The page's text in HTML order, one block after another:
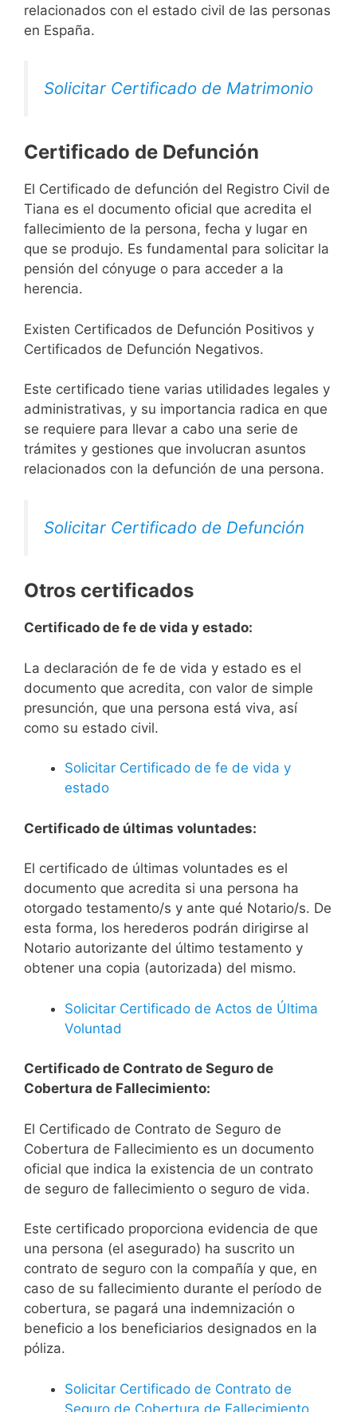
relacionados con el estado civil de las personas
en España.
Solicitar Certificado de Matrimonio
Certificado de Defunción
El Certificado de defunción del Registro Civil de
Tiana es el documento oficial que acredita el
fallecimiento de la persona, fecha y lugar en
que se produjo. Es fundamental para solicitar la
pensión del cónyuge o para acceder a la
herencia.
Existen Certificados de Defunción Positivos y
Certificados de Defunción Negativos.
Este certificado tiene varias utilidades legales y
administrativas, y su importancia radica en que
se requiere para llevar a cabo una serie de
trámites y gestiones que involucran asuntos
relacionados con la defunción de una persona.
Solicitar Certificado de Defunción
Otros certificados
Certificado de fe de vida y estado:
La declaración de fe de vida y estado es el
documento que acredita, con valor de simple
presunción, que una persona está viva, así
como su estado civil.
Solicitar Certificado de fe de vida y
estado
Certificado de últimas voluntades:
El certificado de últimas voluntades es el
documento que acredita si una persona ha
otorgado testamento/s y ante qué Notario/s. De
esta forma, los herederos podrán dirigirse al
Notario autorizante del último testamento y
obtener una copia (autorizada) del mismo.
Solicitar Certificado de Actos de Última
Voluntad
Certificado de Contrato de Seguro de
Cobertura de Fallecimiento:
El Certificado de Contrato de Seguro de
Cobertura de Fallecimiento es un documento
oficial que indica la existencia de un contrato
de seguro de fallecimiento o seguro de vida.
Este certificado proporciona evidencia de que
una persona (el asegurado) ha suscrito un
contrato de seguro con la compañía y que, en
caso de su fallecimiento durante el período de
cobertura, se pagará una indemnización o
beneficio a los beneficiarios designados en la
póliza.
Solicitar Certificado de Contrato de
Seguro de Cobertura de Fallecimiento